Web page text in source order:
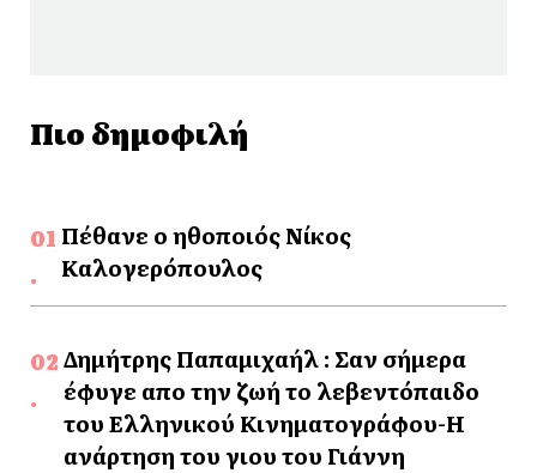
Πιο δημοφιλή
Πέθανε ο ηθοποιός Νίκος
Καλογερόπουλος
Δημήτρης Παπαμιχαήλ : Σαν σήμερα
έφυγε απο την ζωή το λεβεντόπαιδο
του Ελληνικού Κινηματογράφου-Η
ανάρτηση του γιου του Γιάννη